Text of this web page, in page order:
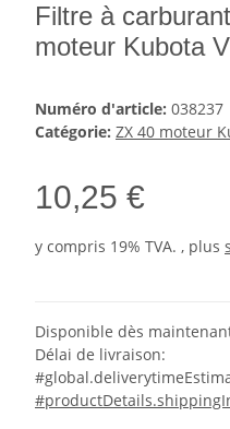
Filtre à
moteur Kubota
Numéro d'article: 038237
Catégorie: ZX 40 moteur
10,25 €
y compris 19% TVA. , plus
Disponible dès
Délai de livraison: